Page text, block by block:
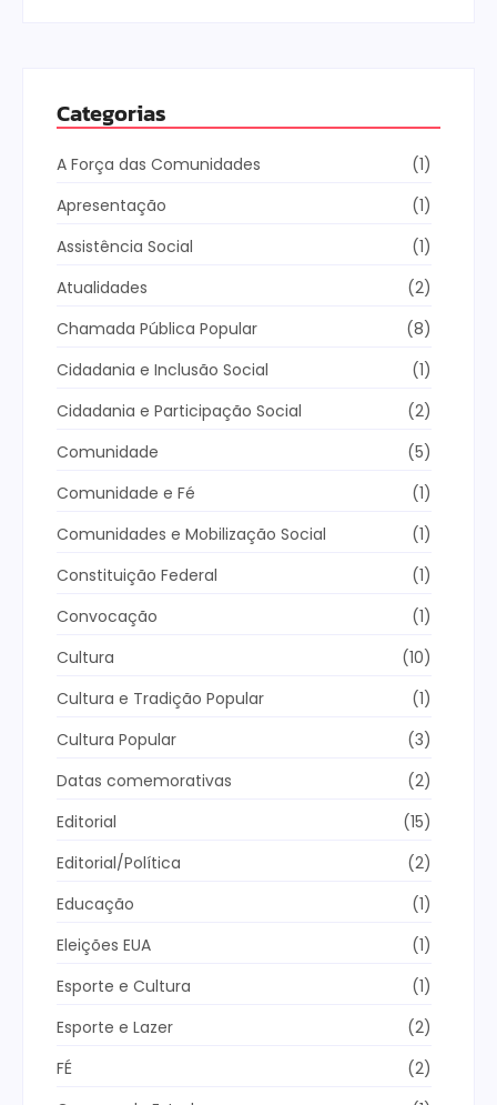
Categorias
A Força das Comunidades
(1)
Apresentação
(1)
Assistência Social
(1)
Atualidades
(2)
Chamada Pública Popular
(8)
Cidadania e Inclusão Social
(1)
Cidadania e Participação Social
(2)
Comunidade
(5)
Comunidade e Fé
(1)
Comunidades e Mobilização Social
(1)
Constituição Federal
(1)
Convocação
(1)
Cultura
(10)
Cultura e Tradição Popular
(1)
Cultura Popular
(3)
Datas comemorativas
(2)
Editorial
(15)
Editorial/Política
(2)
Educação
(1)
Eleições EUA
(1)
Esporte e Cultura
(1)
Esporte e Lazer
(2)
FÉ
(2)